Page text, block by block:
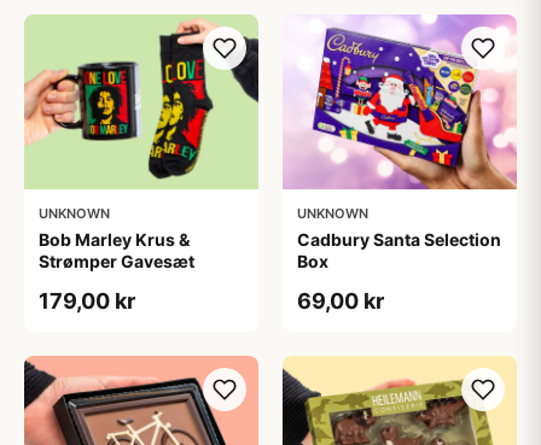
UNKNOWN
Bob Marley Krus &
Strømper Gavesæt
179,00 kr
UNKNOWN
Cadbury Santa Selection
Box
69,00 kr